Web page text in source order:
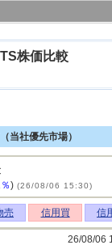
株価比較
当社優先市場）
) (26/08/06 15:30)
売 信用買 信
26/08/06